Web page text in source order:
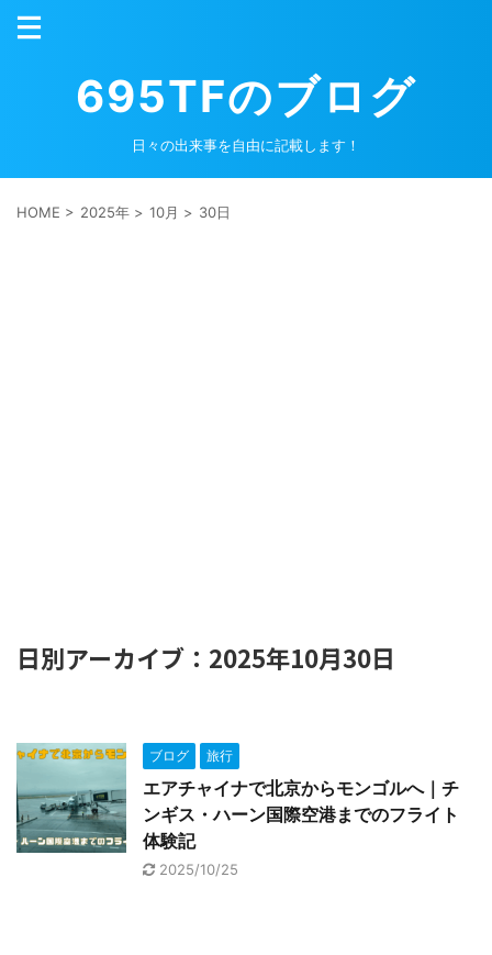
695TFのブログ
日々の出来事を自由に記載します！
HOME > 2025年 > 10月 > 30日
日別アーカイブ：2025年10月30日
ブログ 旅行
エアチャイナで北京からモンゴルへ｜チ
ンギス・ハーン国際空港までのフライト
体験記
2025/10/25